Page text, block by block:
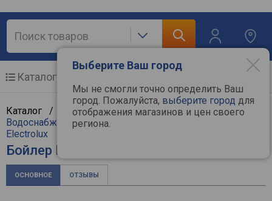
Выберите Ваш город
Мы не смогли точно определить Ваш
город. Пожалуйста, выберите город для
отображения магазинов и цен своего
региона.
Каталог
Каталог / Климат, отопление и водоснабжение/
Водоснабжение и насосы
Electrolux
Бойлер Electrolux EWH 80 Royal Flash
ОСНОВНОЕ ОТЗЫВЫ